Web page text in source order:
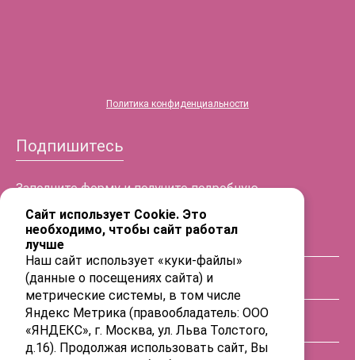
Политика конфиденциальности
Подпишитесь
Заполните форму и получите подробную
информацию!
ФИО
Телефон
E-mail
Сайт использует Cookie. Это
необходимо, чтобы сайт работал
лучше
Наш сайт использует «куки-файлы»
(данные о посещениях сайта) и
метрические системы, в том числе
Яндекс Метрика (правообладатель: ООО
«ЯНДЕКС», г. Москва, ул. Льва Толстого,
д.16). Продолжая использовать сайт, Вы